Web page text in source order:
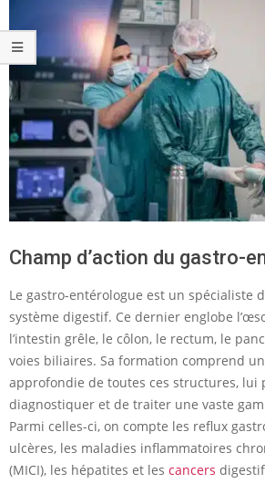
Champ d’action du gastro-
Le gastro-entérologue est un spécialiste
système digestif. Ce dernier englobe
l’intestin grêle, le côlon, le rectum, le
voies biliaires. Sa formation comprend
approfondie de toutes ces structures, lui
diagnostiquer et de traiter une vaste
Parmi celles-ci, on compte les reflux
ulcères, les maladies inflammatoires
(MICI), les hépatites et les cancers